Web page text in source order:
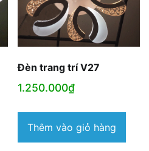
Đèn trang trí V27
1.250.000₫
Thêm vào giỏ hàng